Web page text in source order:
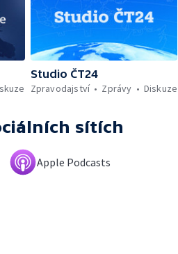
— Tvůrčí přestávka Ariany Grande —
krokodýlů na Borneu — Český
vesmíru
Studio ČT24
Zpravodajství
Zprávy Diskuze
sítích
Apple Podcasts